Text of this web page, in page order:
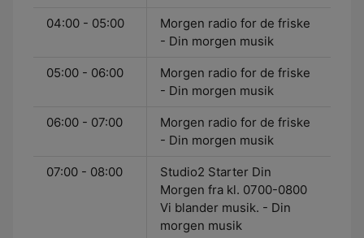
04:00 - 05:00
Morgen radio for de friske
- Din morgen musik
05:00 - 06:00
Morgen radio for de friske
- Din morgen musik
06:00 - 07:00
Morgen radio for de friske
- Din morgen musik
07:00 - 08:00
Studio2 Starter Din
Morgen fra kl. 0700-0800
Vi blander musik. - Din
morgen musik